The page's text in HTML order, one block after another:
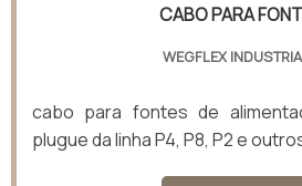
CABO PARA
WEGFLEX INDUSTRIA
cabo para fontes de
plugue da linha P4, P8, P2 e